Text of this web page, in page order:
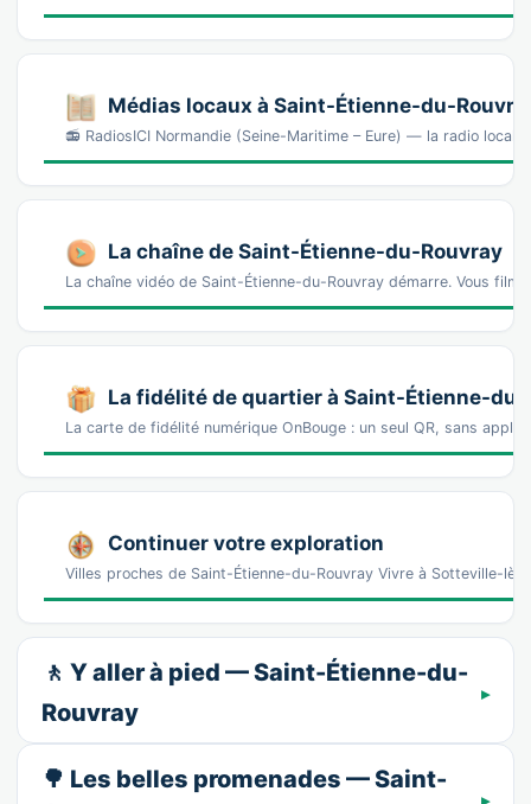
Médias locaux à Saint-Étienne-du-
📻 RadiosICI Normandie (Seine-Maritime – Eure) — la radio
La chaîne de Saint-Étienne-du-Rouvray
La chaîne vidéo de Saint-Étienne-du-Rouvray démarre. Vous
La fidélité de quartier à Saint-Étienne-du-
La carte de fidélité numérique OnBouge : un seul QR, sans appli
Continuer votre exploration
Villes proches de Saint-Étienne-du-Rouvray Vivre à Sotteville-
🚶 Y aller à pied — Saint-Étienne-du-
Rouvray
🌳 Les belles promenades — Saint-